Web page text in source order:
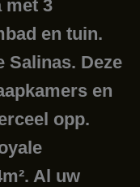
met 3
en tuin.
Salinas. Deze
en
opp.
Al uw